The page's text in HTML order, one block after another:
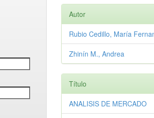
Autor
Rubio Cedillo, María
Zhinín M., Andrea
Título
ANALISIS DE MERCADO